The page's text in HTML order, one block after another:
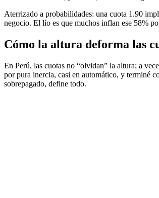
Aterrizado a probabilidades: una cuota 1.90
negocio. El lío es que muchos inflan ese 58%
Cómo la altura deforma las
En Perú, las cuotas no “olvidan” la altura; a
por pura inercia, casi en automático, y terminé
sobrepagado, define todo.